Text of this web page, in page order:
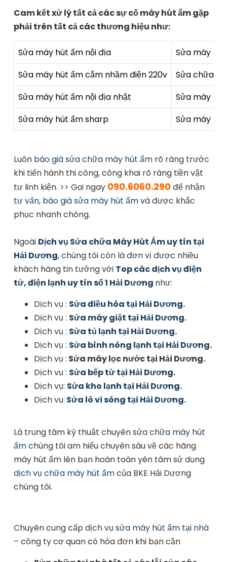
Cam kết xử lý tất cả các sự cố máy hút ẩm gặp
phải trên tất cả các thương hiệu như:
Sửa máy hút ẩm nội địa
Sửa máy
Sửa máy hút ẩm cắm nhầm điện 220v
Sửa chữa
Sửa máy hút ẩm nội địa nhật
Sửa máy
Sửa máy hút ẩm sharp
Sửa máy hút
Luôn báo giá sửa chữa máy hút ẩm rõ ràng trước
khi tiến hành thi công, công khai rõ ràng tiền vật
tư linh kiện. >> Gọi ngay 090.6060.290để nhận
tư vấn, báo giá sửa máy hút ẩmvà được khắc
phục nhanh chóng.
Ngoài Dịch vụ Sửa chữa Máy Hút Ẩm uy tín tại
Hải Dương, chúng tôi còn là đơn vị được nhiều
khách hàng tin tưởng với Top các dịch vụ điện
tử, điện lạnh uy tín số 1 Hải Dương như:
Dịch vụ : Sửa điều hòa tại Hải Dương.
Dịch vụ : Sửa máy giặt tại Hải Dương.
Dịch vụ : Sửa tủ lạnh tại Hải Dương.
Dịch vụ : Sửa bình nóng lạnh tại Hải Dương.
Dịch vụ : Sửa máy lọc nước tại Hải Dương.
Dịch vụ : Sửa bếp từ tại Hải Dương.
Dịch vụ: Sửa kho lạnh tại Hải Dương.
Dịch vụ: Sửa lò vi sóng tại Hải Dương.
Là trung tâm kỹ thuật chuyênsửa chữa máy hút
ẩmchúng tôi am hiểu chuyên sâu về các hãng
máy hút ẩm lên bạn hoàn toàn yên tâm sử dụng
dịch vụ chữa máy hút ẩmcủa BKE Hải Dương
chúng tôi.
Chuyên cung cấp dịch vụ sửa máy hút ẩm tại nhà
– công ty cơ quan có hóa đơn khi bạn cần